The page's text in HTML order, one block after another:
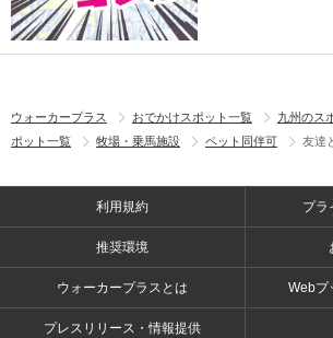
ウォーカープラス おでかけスポット一覧 九州のス
ポット一覧
牧場・乗馬施設 ペット同伴可 友達
利用規約 プラ
推奨環境
ウォーカープラスとは Webプ
プレスリリース・情報提供